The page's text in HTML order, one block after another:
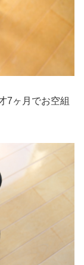
7ヶ月でお空組